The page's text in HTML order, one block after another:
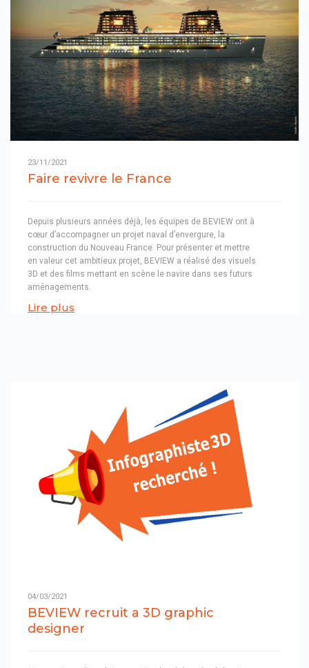
23/11/2021
Faire revivre le France
Depuis plusieurs années déjà, les équipes de BEVIEW ont à
cœur d’accompagner un projet naval d’envergure, la
construction du Nouveau France. Pour présenter et mettre
en valeur cet ambitieux projet, BEVIEW a réalisé des visuels
3D et des films mettant en scène le navire dans ses futurs
aménagements.
Lire plus
04/03/2021
BEVIEW recruit a 3D graphic
designer